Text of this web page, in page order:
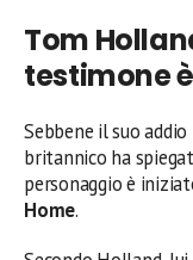
Tom
testimone
Sebbene il suo
britannico ha
personaggio è
Home.